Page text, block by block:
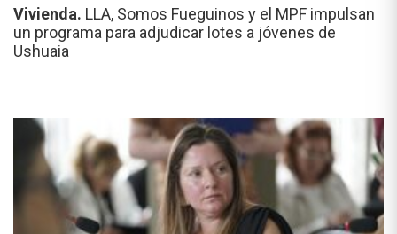
Vivienda. LLA, Somos Fueguinos y el MPF impulsan
un programa para adjudicar lotes a jóvenes de
Ushuaia